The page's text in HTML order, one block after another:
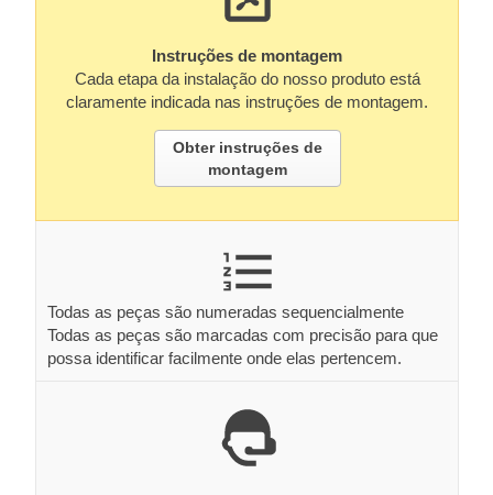
Instruções de montagem
Cada etapa da instalação do nosso produto está
claramente indicada nas instruções de montagem.
Obter instruções de
montagem
Todas as peças são numeradas sequencialmente
Todas as peças são marcadas com precisão para que
possa identificar facilmente onde elas pertencem.